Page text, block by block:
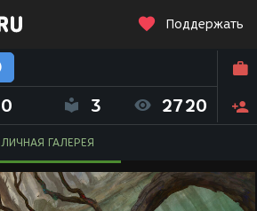
Поддержать
0 3 2720
ЛИЧНАЯ ГАЛЕРЕЯ